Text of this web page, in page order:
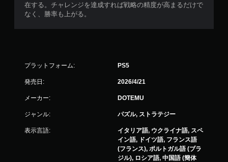
在する。チャレンジを達成すれば戦略の精度が高まるだけで
なく、勝率も上がる。
プラットフォーム: PS5
発売日: 2026/4/21
メーカー: DOTEMU
ジャンル: パズル, ストラテジー
表示言語:
イタリア語, ウクライナ語, スペ
イン語, ドイツ語, フランス語
(フランス), ポルトガル語 (ブラ
ジル), ロシア語, 中国語 (簡体